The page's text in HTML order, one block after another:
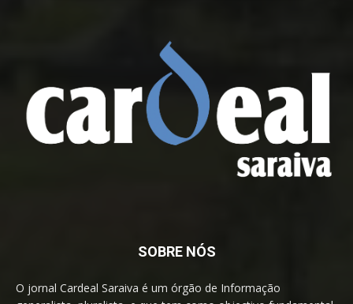
SOBRE NÓS
O jornal Cardeal Saraiva é um órgão de Informação